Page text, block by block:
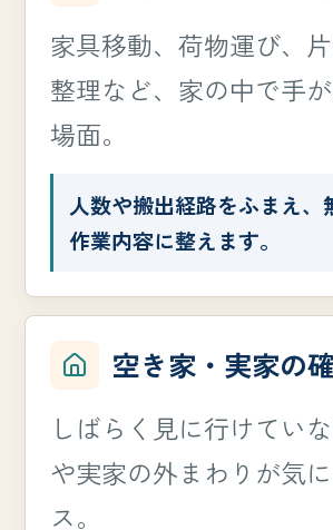
家具移動、荷物運び、
整理など、家の中で手
場面。
人数や搬出経路をふまえ、
作業内容に整えます。
空き家・実家の
しばらく見に行けてい
や実家の外まわりが気
ス。